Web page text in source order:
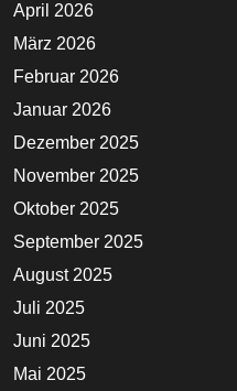
April 2026
März 2026
Februar 2026
Januar 2026
Dezember 2025
November 2025
Oktober 2025
September 2025
August 2025
Juli 2025
Juni 2025
Mai 2025